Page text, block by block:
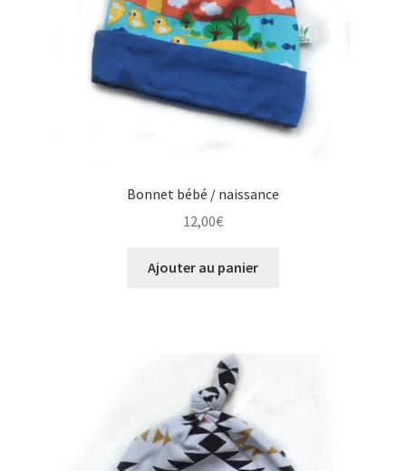
Bonnet bébé / naissance
12,00€
Ajouter au panier